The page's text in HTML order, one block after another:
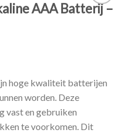
Toevoegen
AAA Batterij –
hoge kwaliteit batterijen
worden. Deze
vast en gebruiken
te voorkomen. Dit